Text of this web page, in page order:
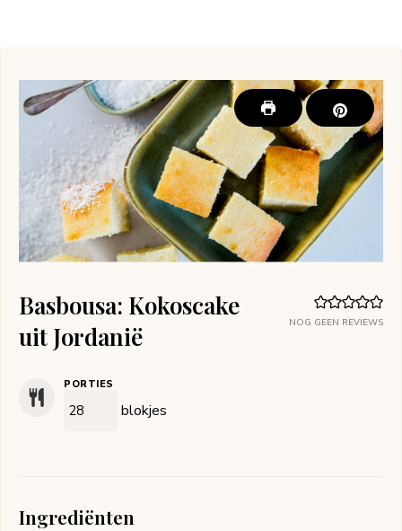
NOG GEEN REVIEWS
Basbousa: Kokoscake
uit Jordanië
PORTIES
blokjes
Ingrediënten